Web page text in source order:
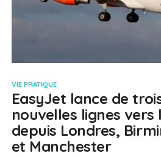
VIE PRATIQUE
EasyJet lance de
nouvelles lignes vers
depuis Londres,
et Manchester